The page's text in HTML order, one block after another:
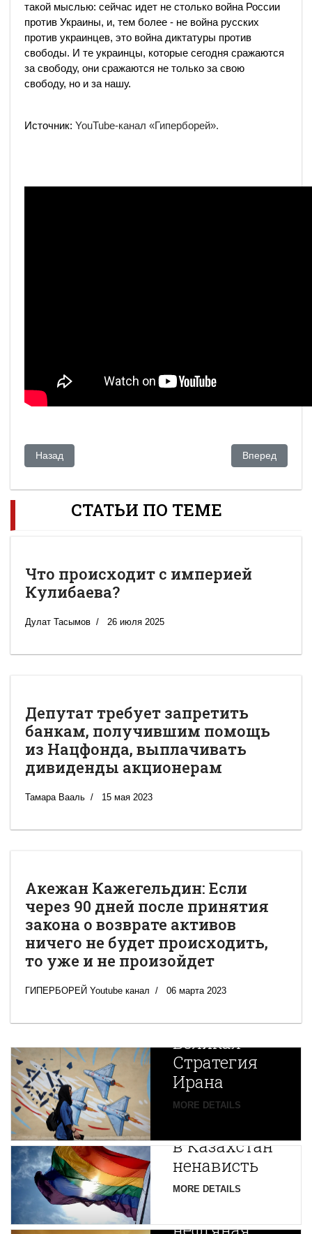
такой мыслью: сейчас идет не столько война России
против Украины, и, тем более - не война русских
против украинцев, это война диктатуры против
свободы. И те украинцы, которые сегодня сражаются
за свободу, они сражаются не только за свою
свободу, но и за нашу.
Источник: YouTube-канал «Гиперборей».
Предыдущий: Акежан Кажегельдин: США и Европа не
Назад Следующий:
Вперед
СТАТЬИ ПО ТЕМЕ
Что происходит с империей
Кулибаева?
Дулат Тасымов 26 июля 2025
Депутат требует запретить
банкам, получившим помощь
из Нацфонда, выплачивать
дивиденды акционерам
Тамара Вааль 15 мая 2023
Акежан Кажегельдин: Если
через 90 дней после принятия
закона о возврате активов
ничего не будет происходить,
то уже и не произойдет
ГИПЕРБОРЕЙ Youtube канал 06 марта 2023
Новая
Великая
Стратегия
Ирана
MORE DETAILS
Путин
в Казахстан
ненависть
MORE DETAILS
Центральной
Азии
зарождается